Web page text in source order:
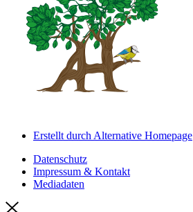
Erstellt durch Alternative Homepage
Datenschutz
Impressum & Kontakt
Mediadaten